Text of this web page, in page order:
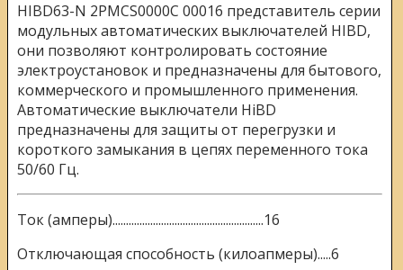
HIBD63-N 2PMCS0000C 00016 представитель серии
модульных автоматических выключателей HIBD,
они позволяют контролировать состояние
электроустановок и предназначены для бытового,
коммерческого и промышленного применения.
Автоматические выключатели HiBD
предназначены для защиты от перегрузки и
короткого замыкания в цепях переменного тока
50/60 Гц.
Ток (амперы)........................................................16
Отключающая способность (килоапмеры).....6